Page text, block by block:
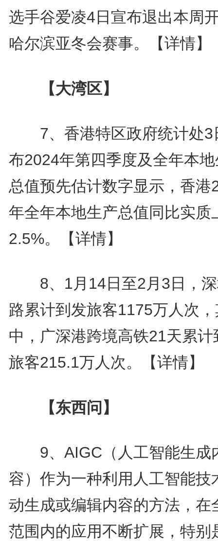
选手谷爱凌4日宣布退出本周
哈尔滨亚冬会赛事。
【详情】
【大湾区】
7、香港特区政府统计处3
布2024年第四季度及全年本
总值预先估计数字显示，香港
年全年本地生产总值同比实质
2.5%。
【详情】
8、1月14日至2月3日，深
路累计到发旅客1175万人次
中，广深港跨境高铁21天累计
旅客215.1万人次。
【详情】
【东西问】
9、AIGC（人工智能生成
容）作为一种利用人工智能技
动生成或编辑内容的方法，在
范围内的应用不断扩展，特别